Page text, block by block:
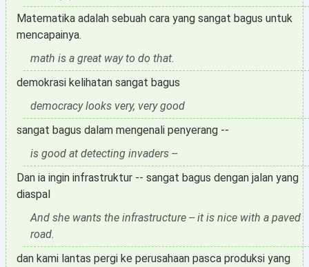
Matematika adalah sebuah cara yang sangat bagus untuk
mencapainya.
math is a great way to do that.
demokrasi kelihatan sangat bagus
democracy looks very, very good
sangat bagus dalam mengenali penyerang --
is good at detecting invaders --
Dan ia ingin infrastruktur -- sangat bagus dengan jalan yang
diaspal
And she wants the infrastructure -- it is nice with a paved
road.
dan kami lantas pergi ke perusahaan pasca produksi yang